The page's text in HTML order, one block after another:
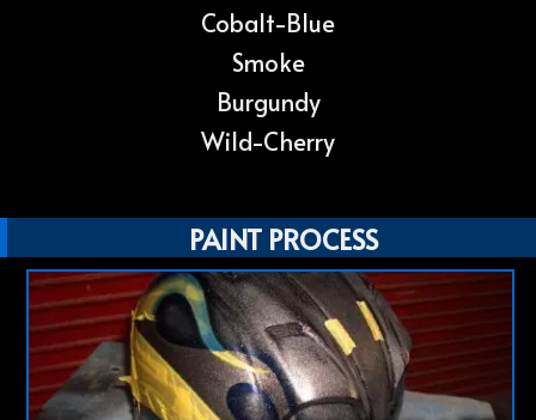
Cobalt-Blue
Smoke
Burgundy
Wild-Cherry
PAINT PROCESS